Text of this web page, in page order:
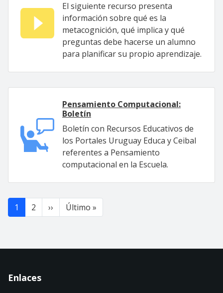
El siguiente recurso presenta
información sobre qué es la
metacognición, qué implica y qué
preguntas debe hacerse un alumno
para planificar su propio aprendizaje.
Pensamiento Computacional:
Boletín
Boletín con Recursos Educativos de
los Portales Uruguay Educa y Ceibal
referentes a Pensamiento
computacional en la Escuela.
Paginación
1 2 ›› Siguiente página
Último »
Enlaces